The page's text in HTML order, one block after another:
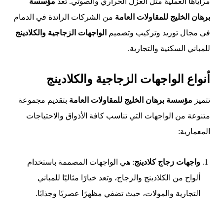
برهان الخليج للمقاولات العامة من الشركات الرائدة في الدمام
في مجال توريد وتركيب وتصميم
الواجهات الزجاجية والكلادينج
للمباني السكنية والتجارية.
أنواع الواجهات الزجاجية والكلادينج
تتميز مؤسسة برهان الخليج للمقاولات العامة بتقديم مجموعة
متنوعة من الواجهات التي تناسب كافة الأذواق والاحتياجات
المعمارية:
واجهات زجاج كلادينج: هي الواجهات المصممة باستخدام
ألواح من الكلادينج والزجاج، وتعد خيارًا مثاليًا للمباني
التجارية والمولات، حيث تضفي مظهرًا عصريًا وجذابًا.